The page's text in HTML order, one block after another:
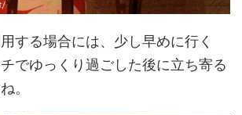
する場合には、少し早めに行く
でゆっくり過ごした後に立ち寄る
。